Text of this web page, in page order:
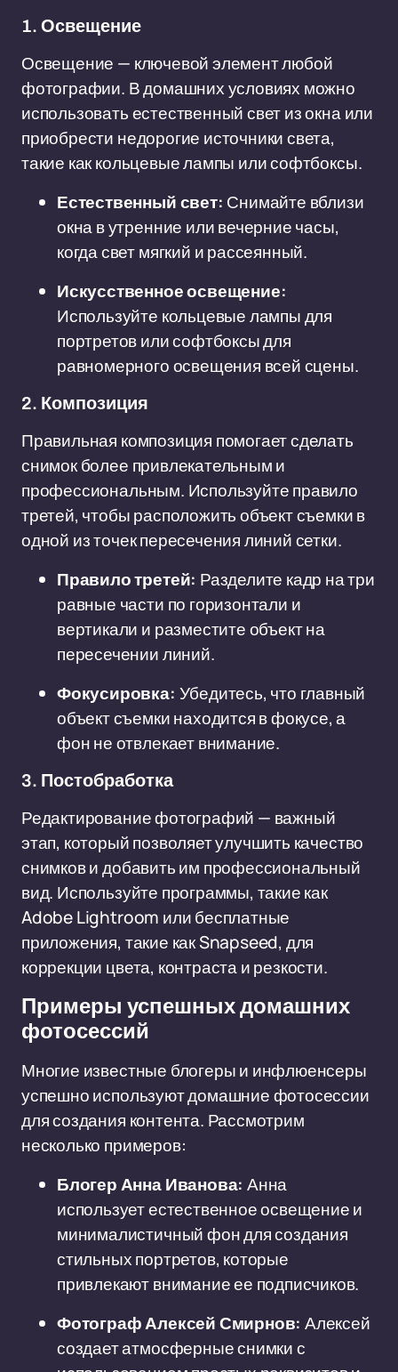
1. Освещение
Освещение — ключевой элемент любой
фотографии. В домашних условиях можно
использовать естественный свет из окна или
приобрести недорогие источники света,
такие как кольцевые лампы или софтбоксы.
Естественный свет: Снимайте вблизи
окна в утренние или вечерние часы,
когда свет мягкий и рассеянный.
Искусственное освещение:
Используйте кольцевые лампы для
портретов или софтбоксы для
равномерного освещения всей сцены.
2. Композиция
Правильная композиция помогает сделать
снимок более привлекательным и
профессиональным. Используйте правило
третей, чтобы расположить объект съемки в
одной из точек пересечения линий сетки.
Правило третей: Разделите кадр на три
равные части по горизонтали и
вертикали и разместите объект на
пересечении линий.
Фокусировка: Убедитесь, что главный
объект съемки находится в фокусе, а
фон не отвлекает внимание.
3. Постобработка
Редактирование фотографий — важный
этап, который позволяет улучшить качество
снимков и добавить им профессиональный
вид. Используйте программы, такие как
Adobe Lightroom или бесплатные
приложения, такие как Snapseed, для
коррекции цвета, контраста и резкости.
Примеры успешных домашних
фотосессий
Многие известные блогеры и инфлюенсеры
успешно используют домашние фотосессии
для создания контента. Рассмотрим
несколько примеров:
Блогер Анна Иванова: Анна
использует естественное освещение и
минималистичный фон для создания
стильных портретов, которые
привлекают внимание ее подписчиков.
Фотограф Алексей Смирнов: Алексей
создает атмосферные снимки с